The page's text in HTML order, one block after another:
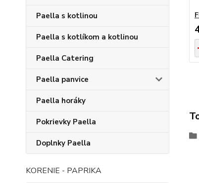
Paella s kotlinou
Paella s kotlíkom a kotlinou
Paella Catering
Paella panvice
Paella horáky
Pokrievky Paella
Doplnky Paella
KORENIE - PAPRIKA